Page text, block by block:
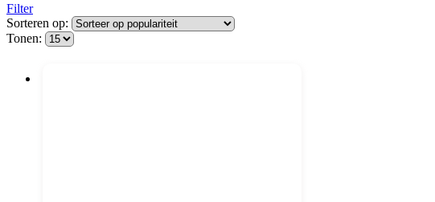
Filter
Sorteren op:
Tonen: